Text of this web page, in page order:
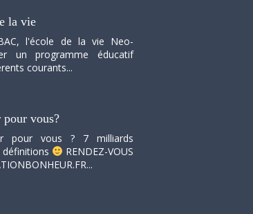
la vie
l'école de la vie Neo-
un programme éducatif
courants...
pour vous?
pour vous ? 7 milliards
définitions
RENDEZ-VOUS